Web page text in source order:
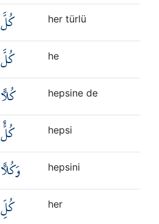
كُلَّ her türlü
كُلَّ he
كُلًّا hepsine de
كُلٌّ hepsi
وَكُلًّا hepsini
كُلِّ her